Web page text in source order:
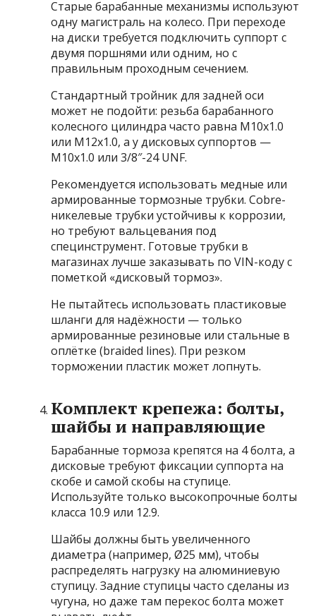
Старые барабанные механизмы используют
одну магистраль на колесо. При переходе
на диски требуется подключить суппорт с
двумя поршнями или одним, но с
правильным проходным сечением.
Стандартный тройник для задней оси
может не подойти: резьба барабанного
колесного цилиндра часто равна M10x1.0
или M12x1.0, а у дисковых суппортов —
M10x1.0 или 3/8″-24 UNF.
Рекомендуется использовать медные или
армированные тормозные трубки. Cobre-
никелевые трубки устойчивы к коррозии,
но требуют вальцевания под
специнструмент. Готовые трубки в
магазинах лучше заказывать по VIN-коду с
пометкой «дисковый тормоз».
Не пытайтесь использовать пластиковые
шланги для надёжности — только
армированные резиновые или стальные в
оплётке (braided lines). При резком
торможении пластик может лопнуть.
Комплект крепежа: болты,
шайбы и направляющие
Барабанные тормоза крепятся на 4 болта, а
дисковые требуют фиксации суппорта на
скобе и самой скобы на ступице.
Используйте только высокопрочные болты
класса 10.9 или 12.9.
Шайбы должны быть увеличенного
диаметра (например, Ø25 мм), чтобы
распределять нагрузку на алюминиевую
ступицу. Задние ступицы часто сделаны из
чугуна, но даже там перекос болта может